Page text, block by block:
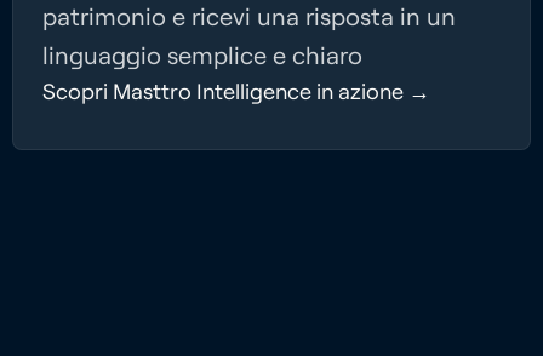
patrimonio e ricevi una risposta in un
linguaggio semplice e chiaro
Scopri Masttro Intelligence in azione →